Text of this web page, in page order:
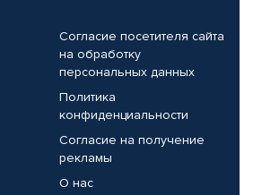
Согласие посетителя сайта
на обработку
персональных данных
Политика
конфиденциальности
Согласие на получение
рекламы
О нас